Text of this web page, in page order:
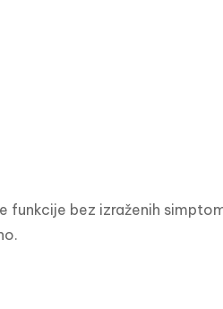
bez izraženih